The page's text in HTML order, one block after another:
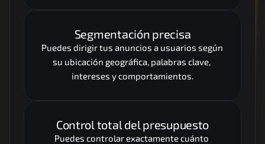
Segmentación precisa
Puedes dirigir tus anuncios a usuarios según
su ubicación geográfica, palabras clave,
intereses y comportamientos.
Control total del presupuesto
Puedes controlar exactamente cuánto